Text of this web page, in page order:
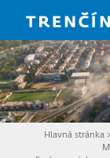
Hlavná stránka >